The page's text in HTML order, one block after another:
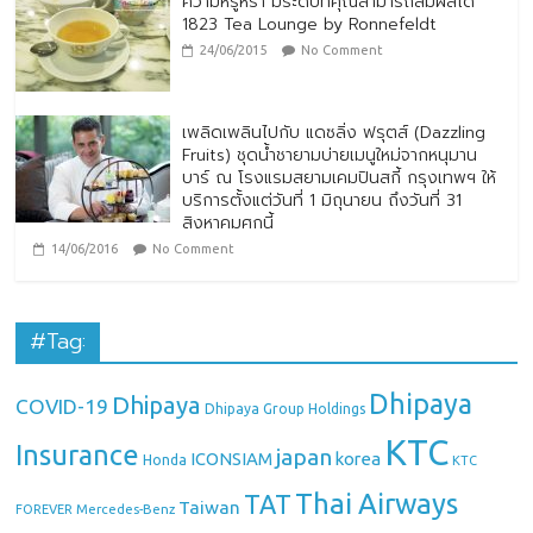
1823 Tea Lounge by Ronnefeldt
24/06/2015 No Comment
เพลิดเพลินไปกับ แดซลิ่ง ฟรุตส์ (Dazzling
Fruits) ชุดน้ำชายามบ่ายเมนูใหม่จากหนุมาน
บาร์ ณ โรงแรมสยามเคมปินสกี้ กรุงเทพฯ ให้
บริการตั้งแต่วันที่ 1 มิถุนายน ถึงวันที่ 31
สิงหาคมศกนี้
14/06/2016 No Comment
#Tag:
COVID-19 Dhipaya Dhipaya Group Holdings Dhipaya
Insurance Honda ICONSIAM japan korea KTC KTC
FOREVER Mercedes-Benz Taiwan TAT Thai Airways